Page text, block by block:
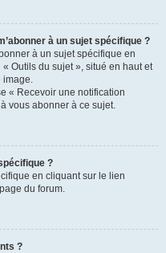
à un sujet spécifique ?
à un sujet spécifique en
Outils du sujet », situé en haut et
image.
« Recevoir une notification
vous abonner à ce sujet.
?
en cliquant sur le lien
du forum.
?